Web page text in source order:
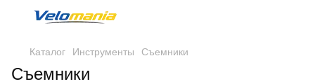
Каталог Инструменты Съемники
Съемники